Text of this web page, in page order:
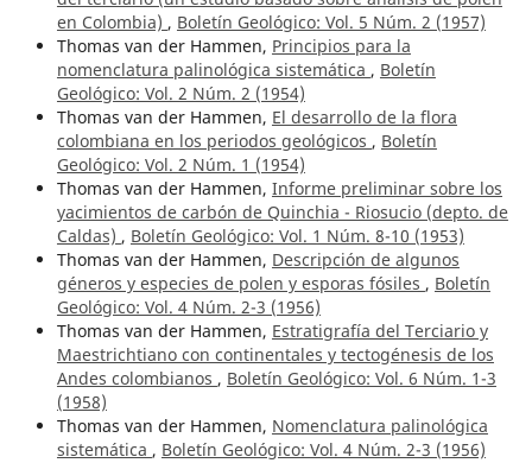
en Colombia) , Boletín Geológico: Vol. 5 Núm. 2 (1957)
Thomas van der Hammen, Principios para la
nomenclatura palinológica sistemática , Boletín
Geológico: Vol. 2 Núm. 2 (1954)
Thomas van der Hammen, El desarrollo de la flora
colombiana en los periodos geológicos , Boletín
Geológico: Vol. 2 Núm. 1 (1954)
Thomas van der Hammen, Informe preliminar sobre los
yacimientos de carbón de Quinchia - Riosucio (depto. de
Caldas) , Boletín Geológico: Vol. 1 Núm. 8-10 (1953)
Thomas van der Hammen, Descripción de algunos
géneros y especies de polen y esporas fósiles , Boletín
Geológico: Vol. 4 Núm. 2-3 (1956)
Thomas van der Hammen, Estratigrafía del Terciario y
Maestrichtiano con continentales y tectogénesis de los
Andes colombianos , Boletín Geológico: Vol. 6 Núm. 1-3
(1958)
Thomas van der Hammen, Nomenclatura palinológica
sistemática , Boletín Geológico: Vol. 4 Núm. 2-3 (1956)